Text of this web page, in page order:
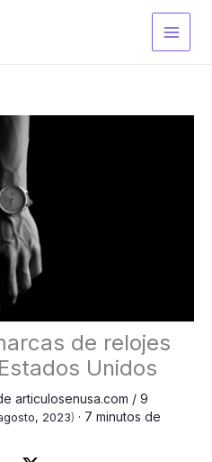
de relojes
Unidos
articulosenusa.com / 9
2023) · 7 minutos de